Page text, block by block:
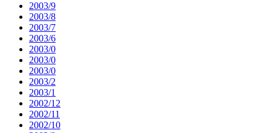
2003/9
2003/8
2003/7
2003/6
2003/0
2003/0
2003/0
2003/2
2003/1
2002/12
2002/11
2002/10